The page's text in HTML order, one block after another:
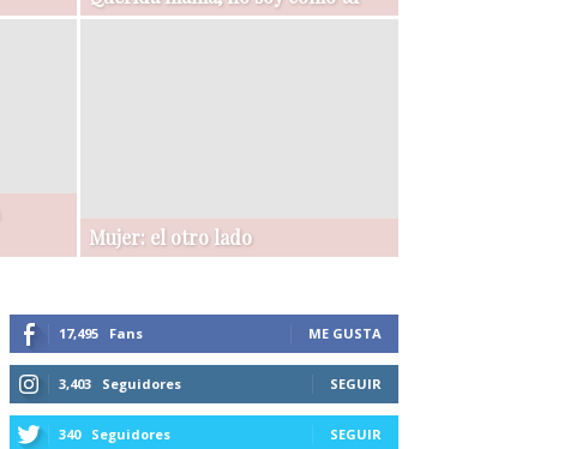
Mujer: el otro lado
17,495 Fans ME GUSTA
3,403 Seguidores SEGUIR
340 Seguidores SEGUIR